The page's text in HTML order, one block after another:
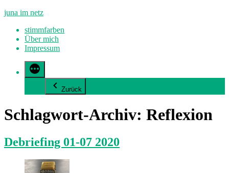
Zum
springen
juna im netz
stimmfarben
Über mich
Impressum
Zurück
Schlagwort-Archiv: Reflexion
Debriefing 01-07 2020